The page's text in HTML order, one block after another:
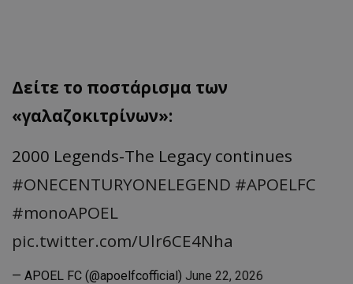
Δείτε το ποστάρισμα των
«γαλαζοκιτρίνων»:
2000 Legends-The Legacy continues
#ONECENTURYONELEGEND #APOELFC
#monoAPOEL
pic.twitter.com/Ulr6CE4Nha
— APOEL FC (@apoelfcofficial) June 22, 2026